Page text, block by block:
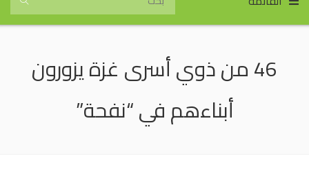
46 من ذوي أسرى غزة يزورون
أبناءهم في “نفحة”